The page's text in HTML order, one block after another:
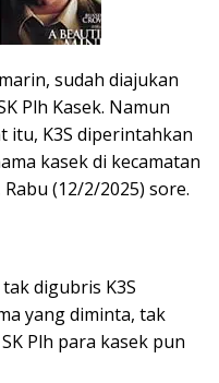
sudah diajukan
Plh Kasek. Namun
itu, K3S diperintahkan
kasek di kecamatan
(12/2/2025) sore.
digubris K3S
yang diminta, tak
Plh para kasek pun